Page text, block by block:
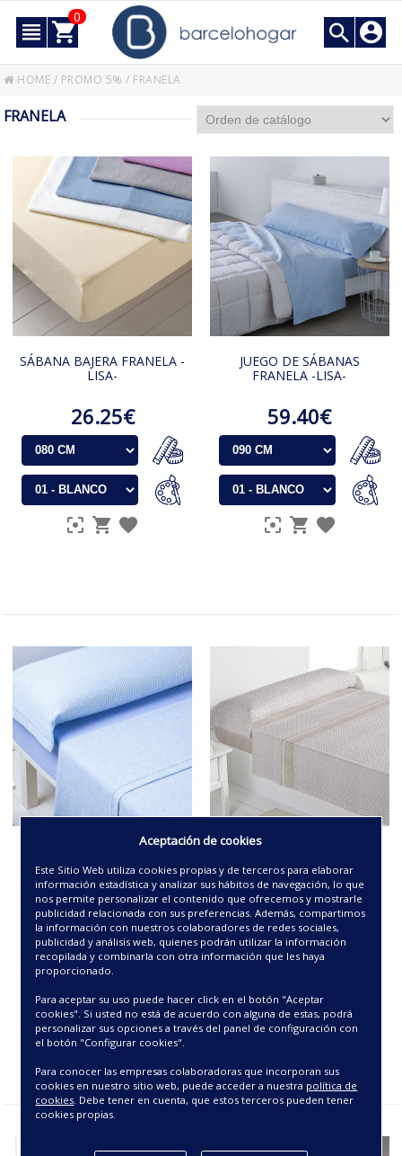
0
HOME / PROMO 5% / FRANELA
FRANELA
SÁBANA BAJERA FRANELA -
LISA-
26.25€
JUEGO DE SÁBANAS
FRANELA -LISA-
59.40€
JUEGO DE SÁBANAS
FRANELA -CARLA-
59.40€
JUEGO DE SÁBANAS
FRANELA -DIONISIO-
51.75€
Aceptación de cookies
Este Sitio Web utiliza cookies propias y de terceros para elaborar
información estadística y analizar sus hábitos de navegación, lo que
nos permite personalizar el contenido que ofrecemos y mostrarle
publicidad relacionada con sus preferencias. Además, compartimos
la información con nuestros colaboradores de redes sociales,
publicidad y análisis web, quienes podrán utilizar la información
recopilada y combinarla con otra información que les haya
proporcionado.
Para aceptar su uso puede hacer click en el botón "Aceptar
cookies". Si usted no está de acuerdo con alguna de estas, podrá
personalizar sus opciones a través del panel de configuración con
el botón "Configurar cookies".
Para conocer las empresas colaboradoras que incorporan sus
cookies en nuestro sitio web, puede acceder a nuestra política de
cookies . Debe tener en cuenta, que estos terceros pueden tener
cookies propias.